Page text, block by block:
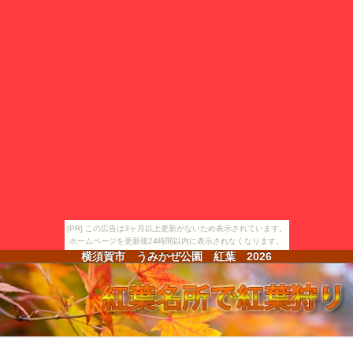
[PR] この広告は3ヶ月以上更新がないため表示されています。
ホームページを更新後24時間以内に表示されなくなります。
横須賀市 うみかぜ公園 紅葉 2026